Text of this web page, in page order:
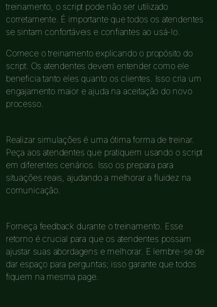
treinamento, o script pode não ser utilizado
corretamente. É importante que todos os atendentes
se sintam confortáveis e confiantes ao usá-lo.
Comece o treinamento explicando o propósito do
script. Os atendentes devem entender como ele
beneficia tanto eles quanto os clientes. Isso cria um
engajamento maior e ajuda na aceitação do novo
processo.
Realizar simulações é uma ótima forma de treinar.
Peça aos atendentes que pratiquem usando o script
em diferentes cenários. Isso os prepara para
situações reais, ajudando a melhorar a fluidez na
comunicação.
Forneça feedback durante o treinamento. Esse
retorno é crucial para que os atendentes possam
ajustar suas abordagens e melhorar. E lembre-se de
dar espaço para perguntas; isso garante que todos
fiquem na mesma page.